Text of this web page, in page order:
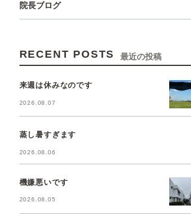
院長ブログ
RECENT POSTS 最近の投稿
来週は休みなのです
2026.08.07
蒸し暑すぎます
2026.08.06
機嫌悪いです
2026.08.05